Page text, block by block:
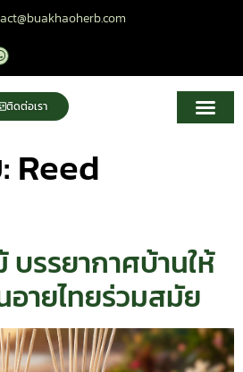
ติดต่อเรา
Reed
บรรยากาศบ้านให้
ายไทยร่วมสมัย